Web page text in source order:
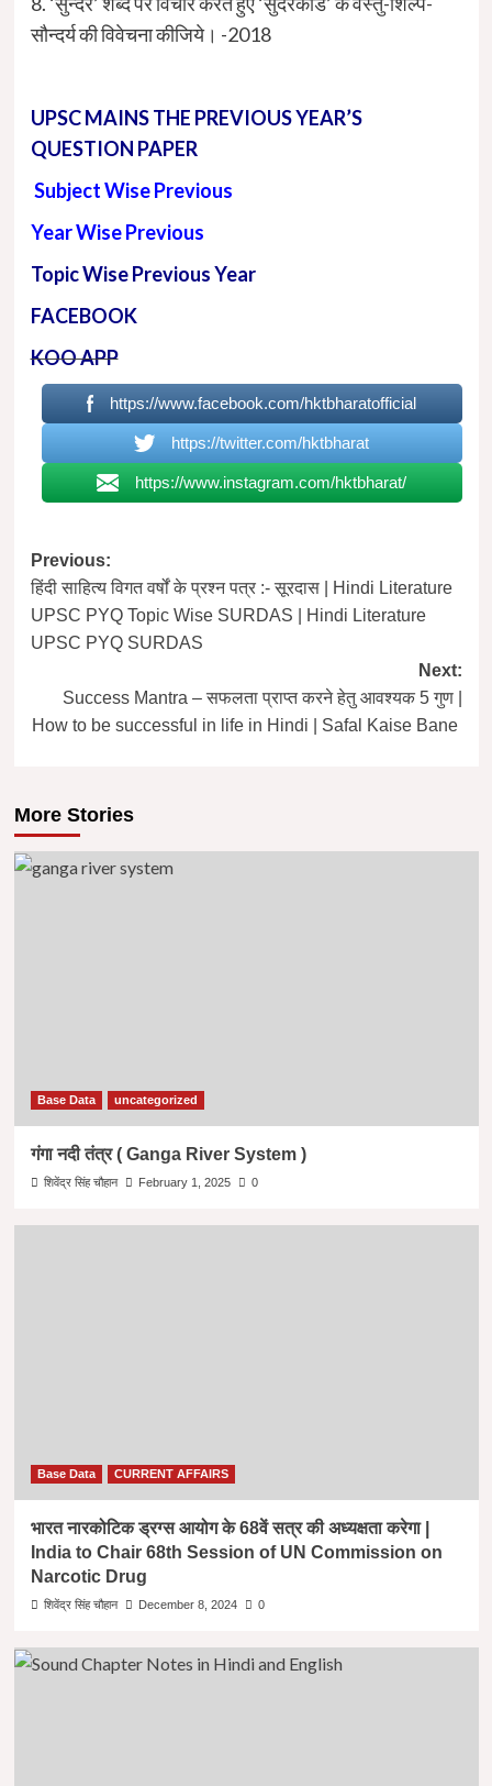
सौन्दर्य की विवेचना कीजिये। -2018
UPSC MAINS THE PREVIOUS YEAR’S
QUESTION PAPER
Subject Wise Previous
Year Wise Previous
Topic Wise Previous Year
FACEBOOK
KOO APP
https://www.facebook.com/hktbharatofficial
https://twitter.com/hktbharat
https://www.instagram.com/hktbharat/
Post
navigation
Previous:
हिंदी साहित्य विगत वर्षों के प्रश्न पत्र :- सूरदास | Hindi Literature
UPSC PYQ Topic Wise SURDAS | Hindi Literature
UPSC PYQ SURDAS
Next:
Success Mantra – सफलता प्राप्त करने हेतु आवश्यक 5 गुण |
How to be successful in life in Hindi | Safal Kaise Bane
More Stories
Base Data uncategorized
गंगा नदी तंत्र ( Ganga River System )
शिवेंद्र सिंह चौहान February 1, 2025 0
Base Data CURRENT AFFAIRS
भारत नारकोटिक ड्रग्स आयोग के 68वें सत्र की अध्यक्षता करेगा |
India to Chair 68th Session of UN Commission on
Narcotic Drug
शिवेंद्र सिंह चौहान December 8, 2024 0